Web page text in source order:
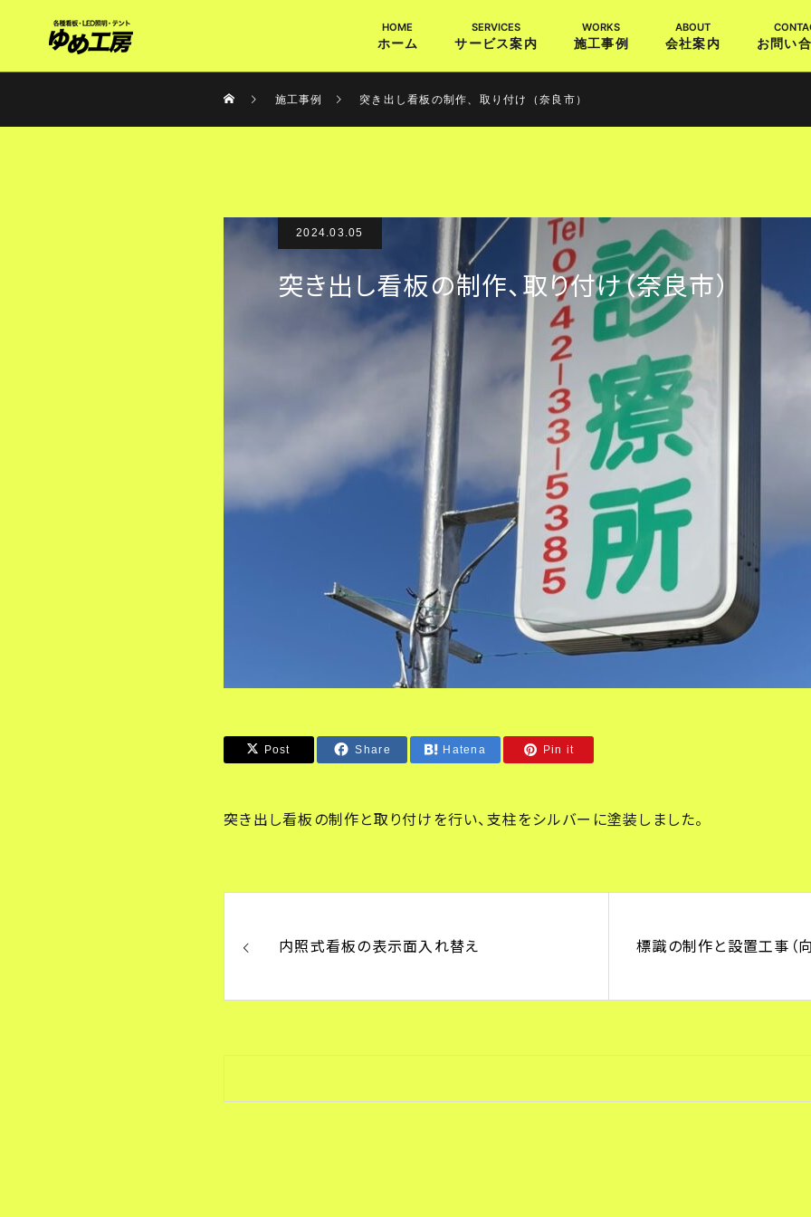
ホーム サービス案内 施工事例 会社案内 お問い
施工事例 突き出し看板の制作、取り付け（奈良市）
2024.03.05
突き出し看板の制作、取り付け（奈良市）
Post Share Hatena Pin it
突き出し看板の制作と取り付けを行い、支柱をシルバーに塗装しました。
内照式看板の表示面入れ替え 標識の制作と設置工事（